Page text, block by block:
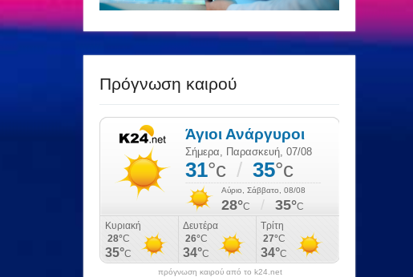
Πρόγνωση καιρού
πρόγνωση καιρού από το k24.net